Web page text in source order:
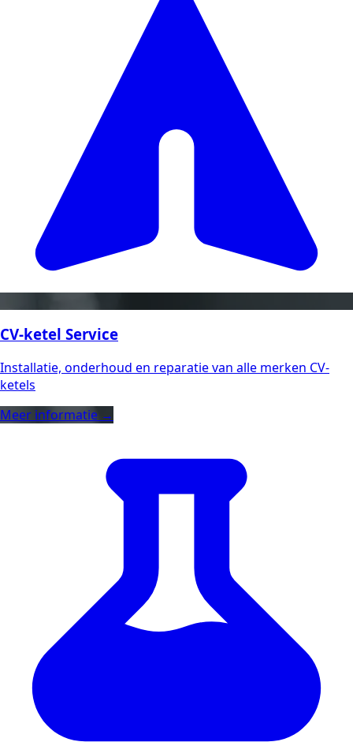
CV-ketel Service
Installatie, onderhoud en reparatie van alle merken CV-
ketels
Meer informatie →